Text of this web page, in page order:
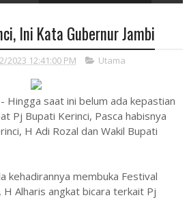
Ini Kata Gubernur Jambi
2023 12:41:00 PM Utama
Hingga saat ini belum ada kepastian
Pj Bupati Kerinci, Pasca habisnya
H Adi Rozal dan Wakil Bupati
kehadirannya membuka Festival
H Alharis angkat bicara terkait Pj